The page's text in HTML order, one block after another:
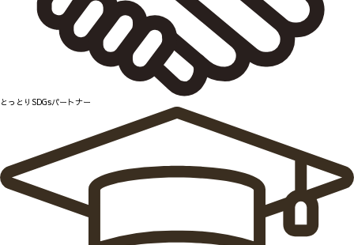
とっとりSDGsパートナー